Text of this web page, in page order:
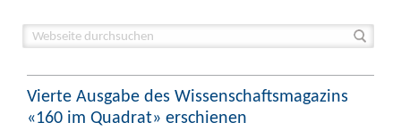
Vierte Ausgabe des Wissenschaftsmagazins
«160 im Quadrat» erschienen